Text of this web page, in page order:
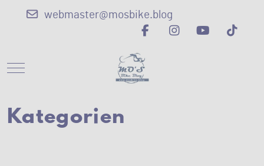
webmaster@mosbike.blog
Mobile Menu Toggle
Kategorien